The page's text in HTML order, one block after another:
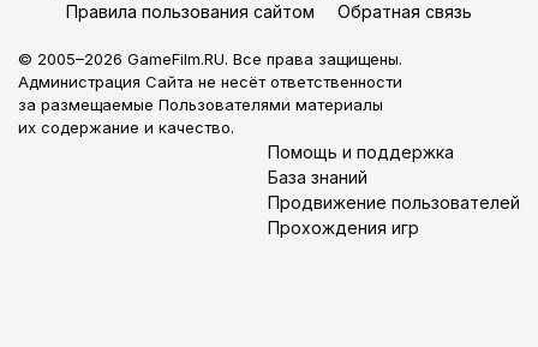
Правила пользования сайтом
Обратная связь
© 2005–2026 GameFilm.RU. Все права защищены.
Администрация Сайта не несёт ответственности
за размещаемые Пользователями материалы
их содержание и качество.
Помощь и поддержка
База знаний
Продвижение пользователей
Прохождения игр